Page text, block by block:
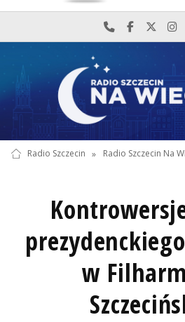
Najlepiej po
Odwiedź
Radio Szczecin » Radio Szczecin Na
w